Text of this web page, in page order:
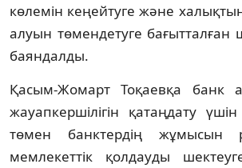
көлемін кеңейтуге және
алуын төмендетуге бағытталған
баяндалды.
Қасым-Жомарт Тоқаевқа банк
жауапкершілігін қатаңдату
төмен банктердің жұмысын
мемлекеттік қолдауды